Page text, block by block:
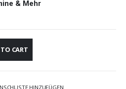
& Mehr
CART
HINZUFÜGEN